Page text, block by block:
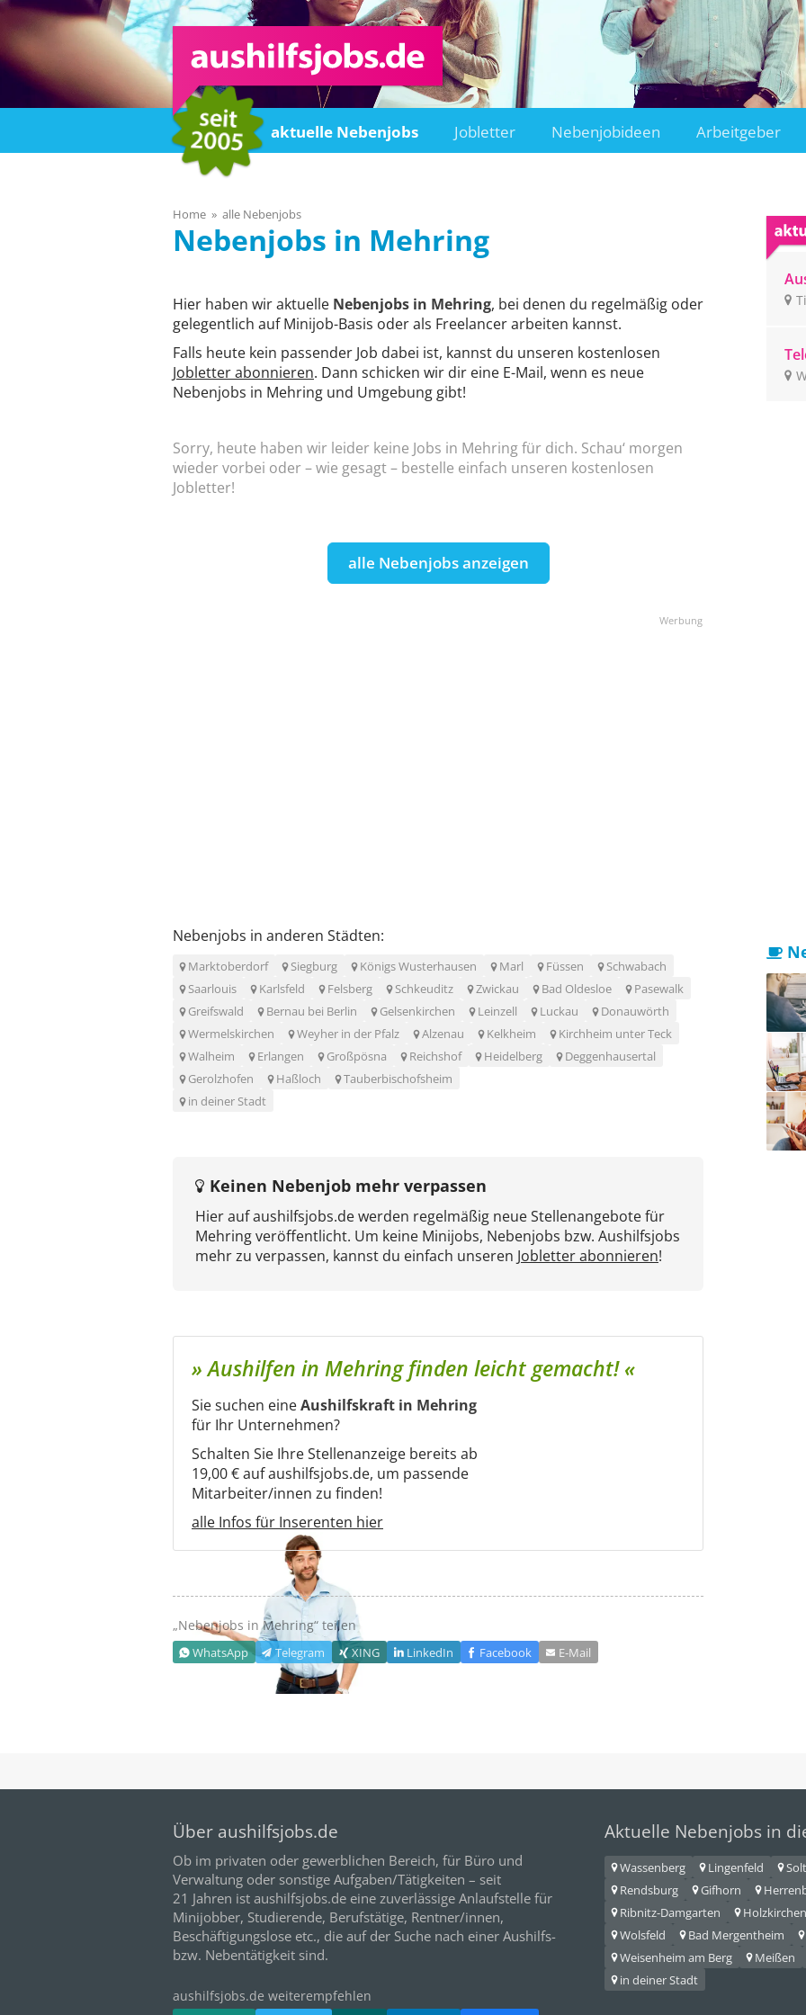
Home aktuelle Nebenjobs Jobletter Nebenjobideen Arbeitgeber
Home alle Nebenjobs
Mehring
Hier haben wir aktuelle Nebenjobs in Mehring, bei denen du regelmäßig oder
gelegentlich auf Minijob-Basis oder als Freelancer arbeiten kannst.
Falls heute kein passender Job dabei ist, kannst du unseren kostenlosen
Jobletter abonnieren. Dann schicken wir dir eine E-Mail, wenn es neue
Nebenjobs in Mehring und Umgebung gibt!
Sorry, heute haben wir leider keine Jobs in Mehring für dich. Schau‘ morgen
wieder vorbei oder – wie gesagt – bestelle einfach unseren kostenlosen
Jobletter!
alle Nebenjobs anzeigen
Nebenjobs in anderen Städten:
Marktoberdorf Siegburg Königs Wusterhausen Marl Füssen
Schwabach
Saarlouis
Karlsfeld Felsberg Schkeuditz Zwickau Bad Oldesloe
Pasewalk
Greifswald
Bernau bei Berlin Gelsenkirchen Leinzell Luckau
Donauwörth
Wermelskirchen
Weyher in der Pfalz Alzenau Kelkheim
Kirchheim unter Teck
Walheim
Erlangen Großpösna Reichshof Heidelberg
Deggenhausertal
Gerolzhofen
Haßloch
Tauberbischofsheim
in deiner Stadt
Keinen Nebenjob mehr verpassen
Hier auf aushilfsjobs.de werden regelmäßig neue Stellenangebote für
Mehring veröffentlicht. Um keine Minijobs, Nebenjobs bzw. Aushilfsjobs
mehr zu verpassen, kannst du einfach unseren Jobletter abonnieren!
» Aushilfen in Mehring finden leicht gemacht! «
Sie suchen eineAushilfskraft in Mehring
für Ihr Unternehmen?
Schalten Sie Ihre Stellenanzeige bereits ab
19,00 € auf aushilfsjobs.de, um passende
Mitarbeiter/innen zu finden!
alle Infos für Inserenten hier
„Nebenjobs inMehring“ teilen
WhatsApp Telegram XING LinkedIn Facebook E‑Mail
Über aushilfsjobs.de
Ob im privaten oder gewerblichen Bereich, für Büro und
Verwaltung oder sonstige Aufgaben/Tätigkeiten – seit
21 Jahren ist aushilfsjobs.de eine zuverlässige Anlaufstelle für
Minijobber, Studierende, Berufstätige, Rentner/innen,
Beschäftigungslose etc., die auf der Suche nach einer Aushilfs-
bzw. Nebentätigkeit sind.
aushilfsjobs.de weiterempfehlen
Aktuelle Nebenjobs in
Wassenberg Lingenfeld
Rendsburg
Gifhorn
Ribnitz-Damgarten
Holzkirchen
Wolsfeld
Bad Mergentheim
Weisenheim am Berg
Meißen
in deiner Stadt